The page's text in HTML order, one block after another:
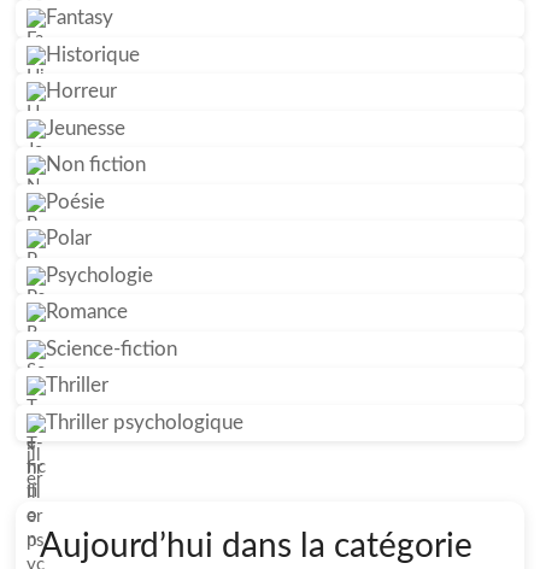
Fantasy
Historique
Horreur
Jeunesse
Non fiction
Poésie
Polar
Psychologie
Romance
Science-fiction
Thriller
Thriller psychologique
Aujourd’hui dans la catégorie